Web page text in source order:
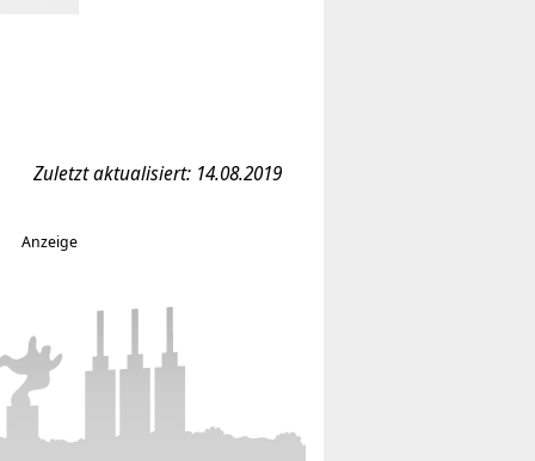
Zuletzt aktualisiert: 14.08.2019
Anzeige